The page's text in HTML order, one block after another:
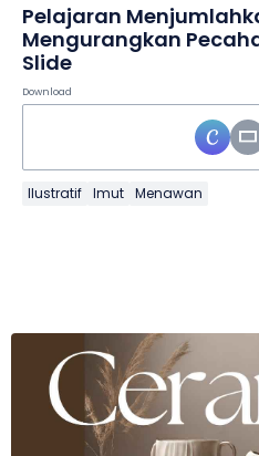
Pelajaran
Mengurangkan
Slide
Download
Ilustratif Imut Menawan